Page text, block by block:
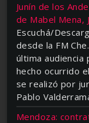
Junín de los
de Mabel Mena,
Escuchá/
desde la FM
última audiencia
hecho ocurrido
se realizó por
Pablo
Mendoza: